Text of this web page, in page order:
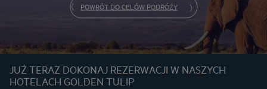
POWRÓT DO CELÓW PODRÓŻY
JUŻ TERAZ DOKONAJ REZERWACJI W NASZYCH
HOTELACH GOLDEN TULIP